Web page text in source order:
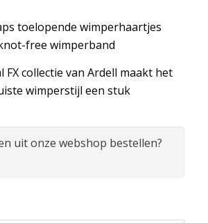
toelopende wimperhaartjes
free wimperband
FX collectie van Ardell maakt het
wimperstijl een stuk
uit onze webshop bestellen?